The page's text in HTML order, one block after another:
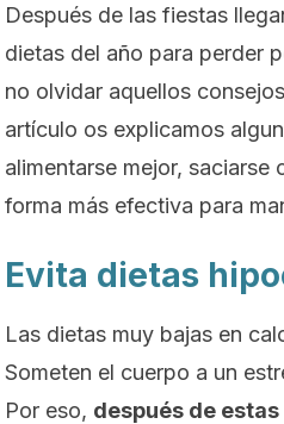
Después de las fiestas
dietas del año para perder
no olvidar aquellos
artículo os explicamos
alimentarse mejor,
forma más efectiva para
Evita dietas
Las dietas muy bajas en
Someten el cuerpo a un
Por eso, después de